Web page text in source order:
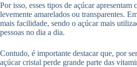
Por isso, esses tipos de açúcar apresentam
levemente amarelados ou transparentes.
mais facilidade, sendo o açúcar mais
pessoas no dia a dia.
Contudo, é importante destacar que, por
açúcar cristal perde grande parte das